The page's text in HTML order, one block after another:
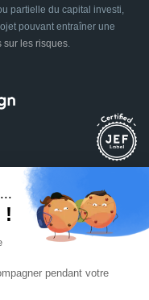
partielle du capital investi,
pouvant entraîner une
sur les risques.
- 2026